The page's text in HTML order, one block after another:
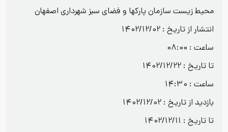
محیط زیست سازمان پارکها و فضای سبز شهرداری اصفهان
انتشار از تاریخ : 1402/12/02
ساعت : 08:00
تا تاریخ : 1402/12/22
ساعت : 14:30
بازدید از تاریخ : 1402/12/02
تا تاریخ : 1402/12/11